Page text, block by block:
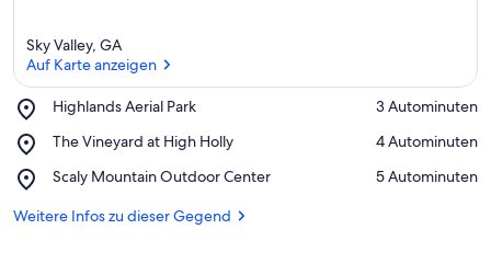
Sky Valley, GA
Auf Karte anzeigen
Highlands Aerial Park
Place,
Aerial
‪3 Autominuten‬
The Vineyard at High Holly
Place,
Vineyard
High
‪4 Autominuten‬
Scaly Mountain Outdoor Center
Place,
Mountain
‪5 Autominuten‬
Weitere Infos zu dieser Gegend